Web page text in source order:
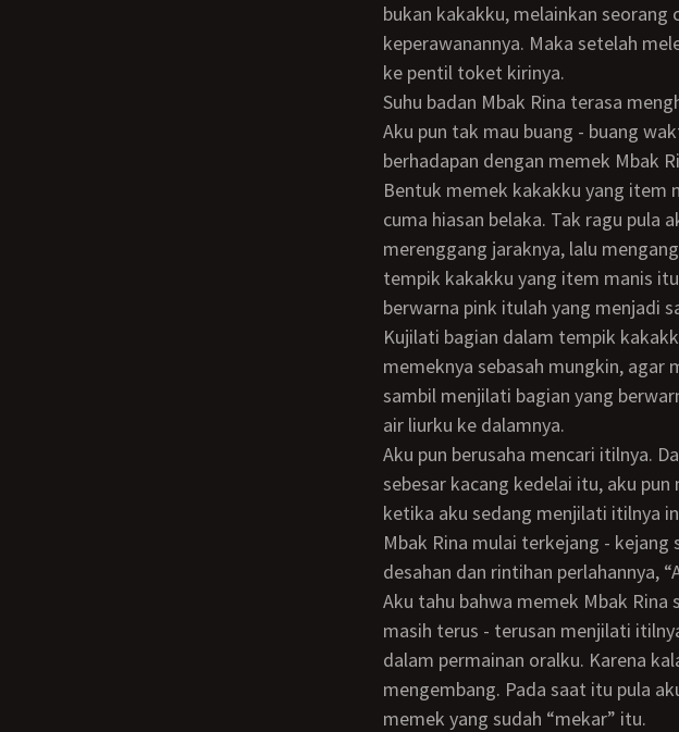
bukan kakakku, melainkan seorang
keperawanannya. Maka setelah
ke pentil toket kirinya.
Suhu badan Mbak Rina terasa
Aku pun tak mau buang - buang waktu lagi. Aku melorot turun, sehingga wajahku
berhadapan dengan memek Mbak
Bentuk memek kakakku yang item manis itu tampak jelas, karena jembutnya seolah
cuma hiasan belaka. Tak ragu pula
merenggang jaraknya, lalu
tempik kakakku yang item manis
berwarna pink itulah yang menjadi
Kujilati bagian dalam tempik kakakku itu, dengan tekad harus membuat liang
memeknya sebasah mungkin,
sambil menjilati bagian yang
air liurku ke dalamnya.
Aku pun berusaha mencari itilnya. Dan setelah menemukan bagian seupil yang cuma
sebesar kacang kedelai itu, aku
ketika aku sedang menjilati itilnya
Mbak Rina mulai terkejang -
desahan dan rintihan perlahannya,
Aku tahu bahwa memek Mbak Rina sudah basah kuyup oleh air liurku. Namun aku
masih terus - terusan menjilati
dalam permainan oralku. Karena
mengembang. Pada saat itu pula
memek yang sudah “mekar” itu.